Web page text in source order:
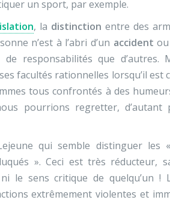
un sport, par exemple.
, la distinction entre des
n’est à l’abri d’un accident
responsabilités que d’autres.
facultés rationnelles lorsqu’il est
tous confrontés à des
pourrions regretter, d’autant
qui semble distinguer les
». Ceci est très réducteur,
le sens critique de quelqu’un !
extrêmement violentes et